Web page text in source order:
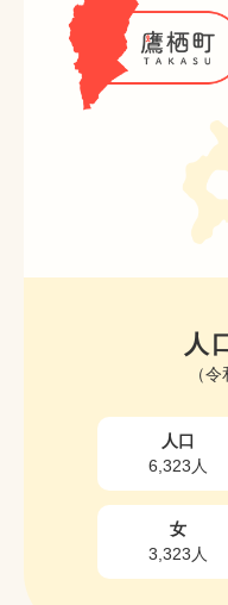
人
（
人口
6,323人
女
3,323人